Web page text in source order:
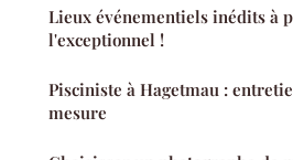
Lieux événementiels inédits à
l'exceptionnel !
Pisciniste à Hagetmau :
mesure